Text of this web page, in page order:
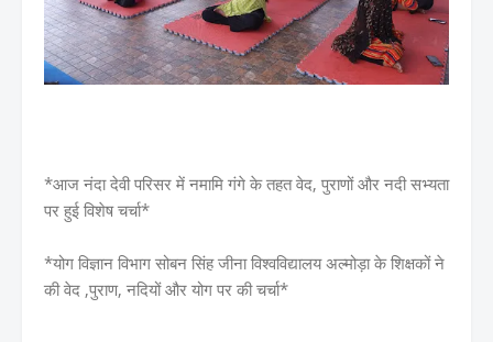
*आज नंदा देवी परिसर में नमामि गंगे के तहत वेद, पुराणों और नदी सभ्यता
पर हुई विशेष चर्चा*
*योग विज्ञान विभाग सोबन सिंह जीना विश्वविद्यालय अल्मोड़ा के शिक्षकों ने
की वेद ,पुराण, नदियों और योग पर की चर्चा*